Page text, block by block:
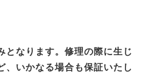
となります。修理の際に生じ
、いかなる場合も保証いたし